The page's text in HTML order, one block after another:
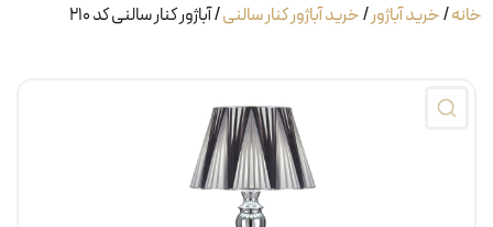
خانه/خرید آباژور/خرید آباژور کنار سالنی/ آباژور کنار سالنی کد ۲۱۰